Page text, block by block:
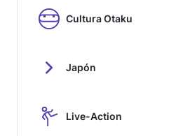
Cultura Otaku
Japón
Live-Action